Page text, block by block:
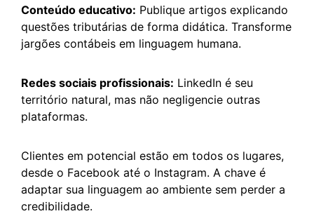
Conteúdo educativo: Publique artigos explicando
questões tributárias de forma didática. Transforme
jargões contábeis em linguagem humana.
Redes sociais profissionais: LinkedIn é seu
território natural, mas não negligencie outras
plataformas.
Clientes em potencial estão em todos os lugares,
desde o Facebook até o Instagram. A chave é
adaptar sua linguagem ao ambiente sem perder a
credibilidade.